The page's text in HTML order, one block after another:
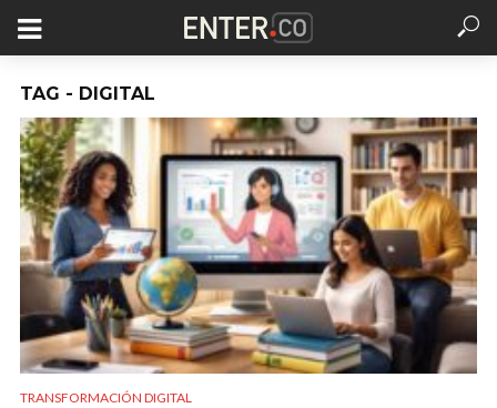
TAG - DIGITAL
TRANSFORMACIÓN DIGITAL